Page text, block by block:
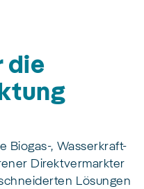
die
Biogas-, Wasserkraft-
Direktvermarkter
Lösungen